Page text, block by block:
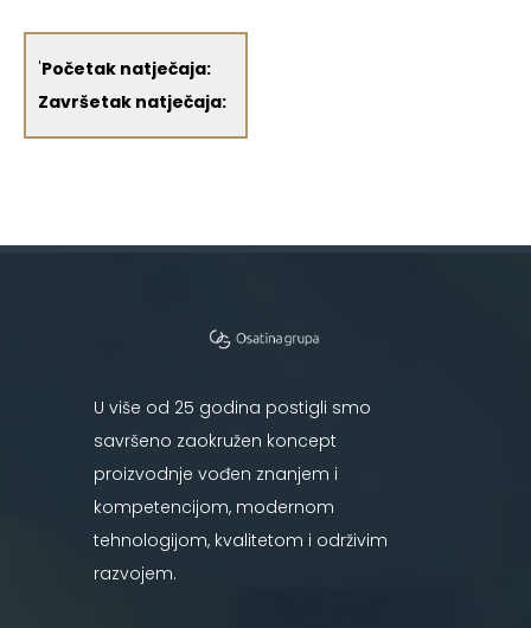
'Početak natječaja:
Završetak natječaja:
U više od 25 godina postigli smo
savršeno zaokružen koncept
proizvodnje vođen znanjem i
kompetencijom, modernom
tehnologijom, kvalitetom i održivim
razvojem.